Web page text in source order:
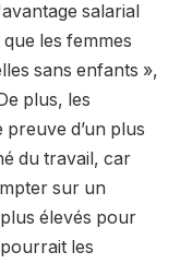
salarial
les femmes
sans enfants »,
plus, les
d’un plus
du travail, car
sur un
élevés pour
les